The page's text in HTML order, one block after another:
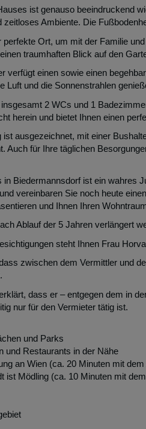
ist genauso beeindruckend
zeitloses Ambiente. Die
perfekte Ort, um mit der Familie
traumhaften Blick auf den
verfügt einen sowie einen
Luft und die Sonnenstrahlen
2 WCs und 1
herein und bietet Ihnen einen
ist ausgezeichnet, mit einer
Auch für Ihre täglichen
in Biedermannsdorf ist ein wahres
vereinbaren Sie noch heute
und Ihnen Ihren
Ablauf der 5 Jahren verlängert
steht Ihnen Frau
zwischen dem Vermittler und
dass er – entgegen dem in
nur für den Vermieter tätig ist.
und Parks
und Restaurants in der Nähe
an Wien (ca. 20 Minuten mit dem
ist Mödling (ca. 10 Minuten mit